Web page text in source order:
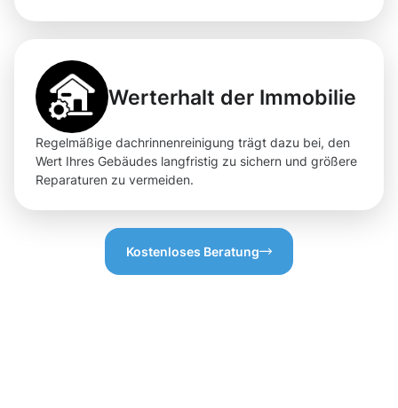
Werterhalt der Immobilie
Regelmäßige dachrinnenreinigung trägt dazu bei, den
Wert Ihres Gebäudes langfristig zu sichern und größere
Reparaturen zu vermeiden.
Kostenloses Beratung